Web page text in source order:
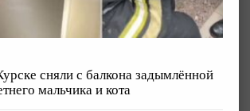
сняли с балкона задымлённой
мальчика и кота